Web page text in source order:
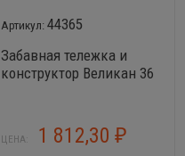
44365
Забавная тележка и
конструктор Великан 36
ЦЕНА: 1 812,30 ₽